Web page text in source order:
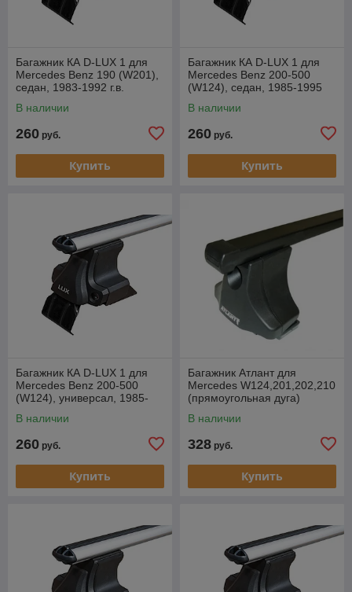
Багажник КА D-LUX 1 для
Mercedes Benz 190 (W201),
седан, 1983-1992 г.в.
В наличии
260 руб.
Купить
Багажник КА D-LUX 1 для
Mercedes Benz 200-500
(W124), седан, 1985-1995
В наличии
260 руб.
Купить
Багажник КА D-LUX 1 для
Mercedes Benz 200-500
(W124), универсал, 1985-
В наличии
260 руб.
Купить
Багажник Атлант для
Mercedes W124,201,202,210
(прямоугольная дуга)
В наличии
328 руб.
Купить